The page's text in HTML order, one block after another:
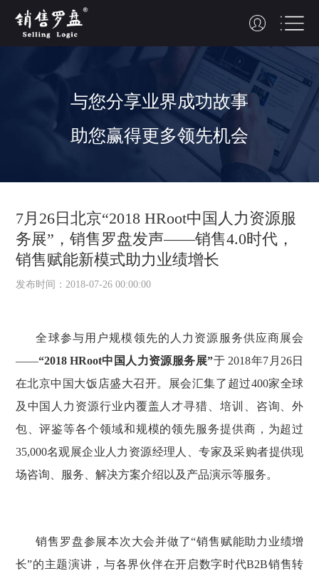
与您分享业界成功故事
助您赢得更多领先机会
7月26日北京“2018 HRoot中国人力资源服
务展”，销售罗盘发声——销售4.0时代，
销售赋能新模式助力业绩增长
发布时间：2018-07-26 00:00:00
全球参与用户规模领先的人力资源服务供应商展会
——“2018 HRoot中国人力资源服务展”于 2018年7月26日
在北京中国大饭店盛大召开。展会汇集了超过400家全球
及中国人力资源行业内覆盖人才寻猎、培训、咨询、外
包、评鉴等各个领域和规模的领先服务提供商，为超过
35,000名观展企业人力资源经理人、专家及采购者提供现
场咨询、服务、解决方案介绍以及产品演示等服务。
销售罗盘参展本次大会并做了“销售赋能助力业绩增
长”的主题演讲，与各界伙伴在开启数字时代B2B销售转